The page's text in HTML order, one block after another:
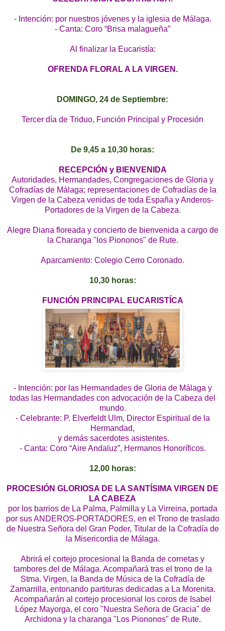
- Intención: por nuestros jóvenes y la iglesia de Málaga.
- Canta: Coro “Brisa malagueña”
Al finalizar la Eucaristía:
OFRENDA FLORAL A LA VIRGEN.
DOMINGO, 24 de Septiembre:
Tercer día de Triduo, Función Principal y Procesión
De 9,45 a 10,30 horas:
RECEPCIÓN y BIENVENIDA
Autoridades, Hermandades, Congregaciones de Gloria y
Cofradías de Málaga; representaciones de Cofradías de la
Virgen de la Cabeza venidas de toda España y Anderos-
Portadores de la Virgen de la Cabeza.
Alegre Diana floreada y concierto de bienvenida a cargo de
la Charanga "los Piononos" de Rute.
Aparcamiento: Colegio Cerro Coronado.
10,30 horas:
FUNCIÓN PRINCIPAL EUCARISTÍCA
- Intención: por las Hermandades de Gloria de Málaga y
todas las Hermandades con advocación de la Cabeza del
mundo.
- Celebrante: P. Elverfeldt Ulm, Director Espiritual de la
Hermandad,
y demás sacerdotes asistentes.
- Canta: Coro “Aire Andaluz”, Hermanos Honoríficos.
12,00 horas:
PROCESIÓN GLORIOSA DE LA SANTÍSIMA VIRGEN DE
LA CABEZA
por los barrios de La Palma, Palmilla y La Virreina, portada
por sus ANDEROS-PORTADORES, en el Trono de traslado
de Nuestra Señora del Gran Poder, Titular de la Cofradía de
la Misericordia de Málaga.
Abrirá el cortejo procesional la Banda de cornetas y
tambores del de Málaga. Acompañará tras el trono de la
Stma. Virgen, la Banda de Música de la Cofradía de
Zamarrilla, entonando partituras dedicadas a La Morenita.
Acompañarán al cortejo procesional los coros de Isabel
López Mayorga, el coro "Nuestra Señora de Gracia" de
Archidona y la charanga "Los Piononos" de Rute.